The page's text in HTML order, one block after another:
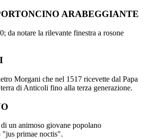
ARABEGGIANTE
da notare la rilevante finestra a rosone
Morgani che nel 1517 ricevette dal Papa
di Anticoli fino alla terza generazione.
un animoso giovane popolano
"jus primae noctis".